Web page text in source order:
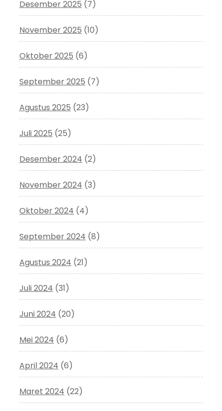
Desember 2025 (7)
November 2025 (10)
Oktober 2025 (6)
September 2025 (7)
Agustus 2025 (23)
Juli 2025 (25)
Desember 2024 (2)
November 2024 (3)
Oktober 2024 (4)
September 2024 (8)
Agustus 2024 (21)
Juli 2024 (31)
Juni 2024 (20)
Mei 2024 (6)
April 2024 (6)
Maret 2024 (22)